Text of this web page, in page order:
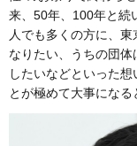
来、50年、100年と続
人でも多くの方に、
なりたい、うちの団体
したいなどといった
とが極めて大事になる